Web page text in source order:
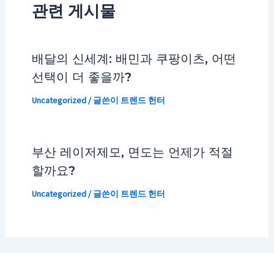
관련 게시물
배달의 신세계: 배민과 쿠팡이츠, 어떤
선택이 더 좋을까?
Uncategorized/ 글쓴이 트렌드 헌터
부산 레이저제모, 면도는 언제가 적절
할까요?
Uncategorized/ 글쓴이 트렌드 헌터